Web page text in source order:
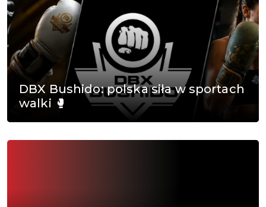
DBX Bushido: polska siła w sportach
walki 🥊